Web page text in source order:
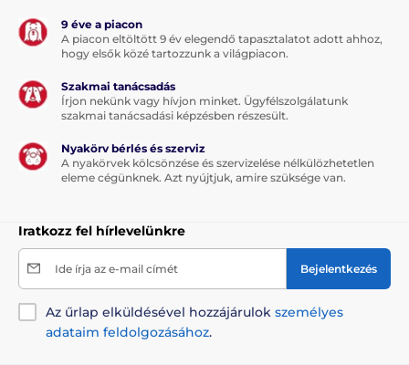
Házak, fekhelyek Matracok
Közepes testű kutyáknak
9 éve a piacon
A piacon eltöltött 9 év elegendő tapasztalatot adott ahhoz,
hogy elsők közé tartozzunk a világpiacon.
Szakmai tanácsadás
Írjon nekünk vagy hívjon minket. Ügyfélszolgálatunk
szakmai tanácsadási képzésben részesült.
Nyakörv bérlés és szerviz
A nyakörvek kölcsönzése és szervizelése nélkülözhetetlen
eleme cégünknek. Azt nyújtjuk, amire szüksége van.
Iratkozz fel hírlevelünkre
Ide írja az e-mail címét Bejelentkezés
Az űrlap elküldésével hozzájárulok személyes
adataim feldolgozásához.